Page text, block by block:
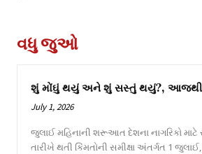
વધુ જુઓ
શું મોંઘું થયું અને શું સસ્તું થયું?, આજથી
July 1, 2026
જુલાઈ મહિનાની શરૂઆત દેશના નાગરિકો
તારીખે થતી કિંમતોની સમીક્ષા અંતર્ગત 1